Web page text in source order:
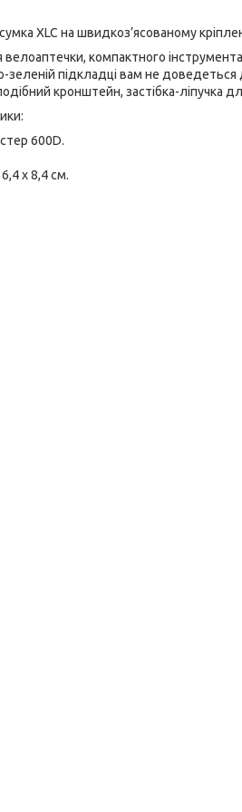
XLC на швидкоз’ясованому
компактного інструмента
зеленій підкладці вам не доведеться
кронштейн, застібка-ліпучка
600D.
x 8,4 см.